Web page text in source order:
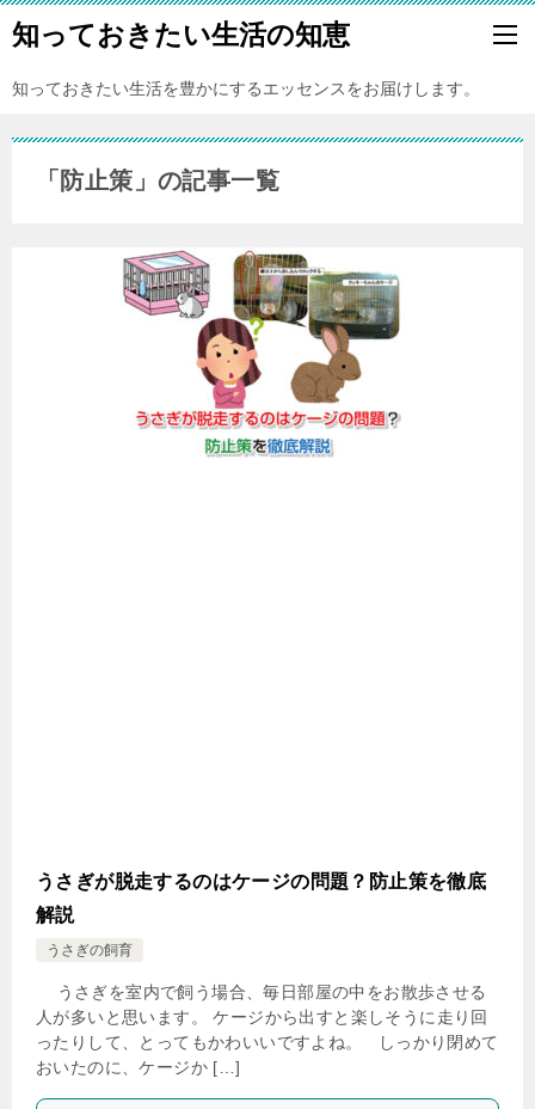
知っておきたい生活の知恵
知っておきたい生活を豊かにするエッセンスをお届けします。
「防止策」の記事一覧
うさぎが脱走するのはケージの問題？防止策を徹底
解説
うさぎの飼育
うさぎを室内で飼う場合、毎日部屋の中をお散歩させる
人が多いと思います。 ケージから出すと楽しそうに走り回
ったりして、とってもかわいいですよね。 しっかり閉めて
おいたのに、ケージか […]